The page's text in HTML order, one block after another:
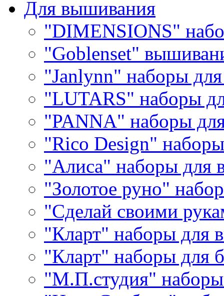
Для вышивания
"DIMENSIONS"
"Goblenset"
"Janlynn" наборы
"LUTARS" наборы
"PANNA" наборы
"Rico Design"
"Алиса" наборы для
"Золотое руно"
"Сделай своими
"Кларт" наборы для
"Кларт" наборы для
"М.П.студия"